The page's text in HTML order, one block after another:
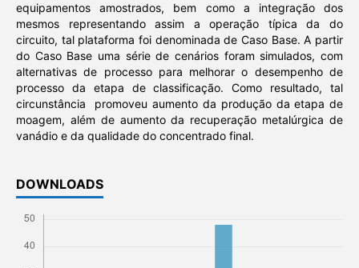
equipamentos amostrados, bem como a integração dos
mesmos representando assim a operação típica da do
circuito, tal plataforma foi denominada de Caso Base. A partir
do Caso Base uma série de cenários foram simulados, com
alternativas de processo para melhorar o desempenho de
processo da etapa de classificação. Como resultado, tal
circunstância promoveu aumento da produção da etapa de
moagem, além de aumento da recuperação metalúrgica de
vanádio e da qualidade do concentrado final.
DOWNLOADS